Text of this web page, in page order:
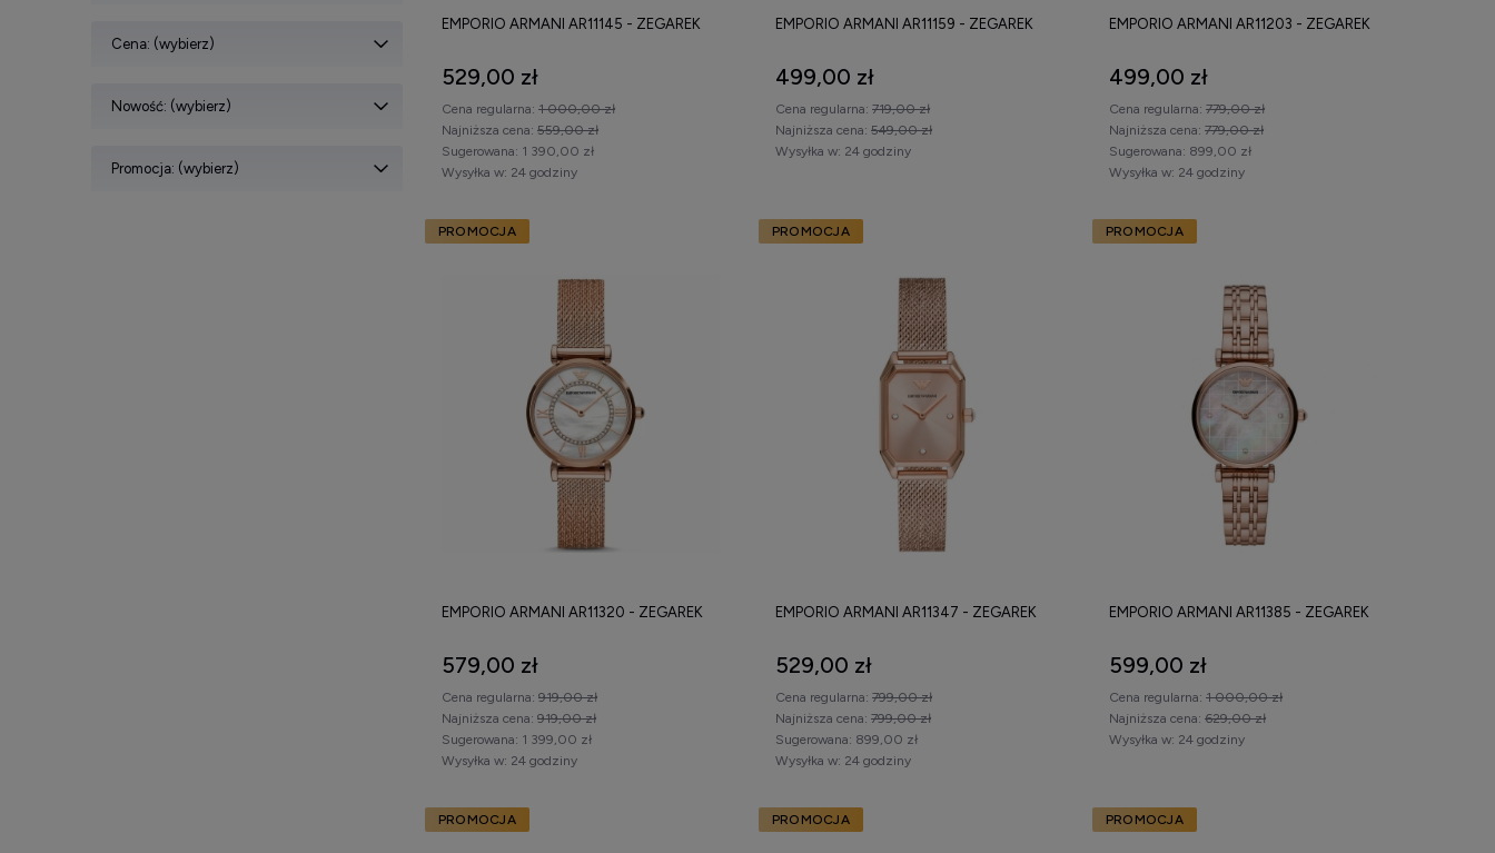
Cena: (wybierz)
Nowość: (wybierz)
Promocja: (wybierz)
EMPORIO ARMANI AR11145 - ZEGAREK
529,00 zł
Cena regularna: 1 000,00 zł
Najniższa cena: 559,00 zł
Wysyłka w: 24 godziny
Sugerowana: 1 390,00 zł
EMPORIO ARMANI AR11159 - ZEGAREK
499,00 zł
Cena regularna: 719,00 zł
Najniższa cena: 549,00 zł
Wysyłka w: 24 godziny
EMPORIO ARMANI AR11203 - ZEGAREK
499,00 zł
Cena regularna: 779,00 zł
Najniższa cena: 779,00 zł
Wysyłka w: 24 godziny
Sugerowana: 899,00 zł
EMPORIO ARMANI AR11320 - ZEGAREK
579,00 zł
Cena regularna: 919,00 zł
Najniższa cena: 919,00 zł
Wysyłka w: 24 godziny
Sugerowana: 1 399,00 zł
PROMOCJA
EMPORIO ARMANI AR11347 - ZEGAREK
529,00 zł
Cena regularna: 799,00 zł
Najniższa cena: 799,00 zł
Wysyłka w: 24 godziny
Sugerowana: 899,00 zł
PROMOCJA
EMPORIO ARMANI AR11385 - ZEGAREK
599,00 zł
Cena regularna: 1 000,00 zł
Najniższa cena: 629,00 zł
Wysyłka w: 24 godziny
PROMOCJA
PROMOCJA PROMOCJA PROMOCJA